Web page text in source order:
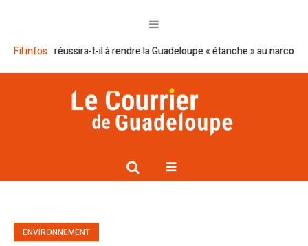
Fil infos
réussira-t-il à rendre la Guadeloupe « étanche » au narcotrafic ?
ENVIRONNEMENT